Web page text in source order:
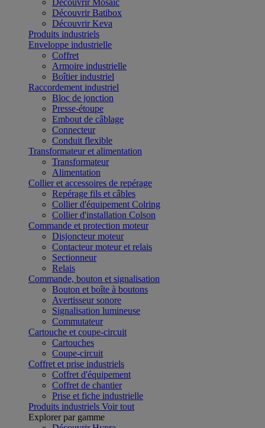
Découvrir Mosaic
Découvrir Batibox
Découvrir Keva
Produits industriels
Enveloppe industrielle
Coffret
Armoire industrielle
Boîtier industriel
Raccordement industriel
Bloc de jonction
Presse-étoupe
Embout de câblage
Connecteur
Conduit flexible
Transformateur et alimentation
Transformateur
Alimentation
Collier et accessoires de repérage
Repérage fils et câbles
Collier d'équipement Colring
Collier d'installation Colson
Commande et protection moteur
Disjoncteur moteur
Contacteur moteur et relais
Sectionneur
Relais
Commande, bouton et signalisation
Bouton et boîte à boutons
Avertisseur sonore
Signalisation lumineuse
Commutateur
Cartouche et coupe-circuit
Cartouches
Coupe-circuit
Coffret et prise industriels
Coffret d'équipement
Coffret de chantier
Prise et fiche industrielle
Produits industriels Voir tout
Explorer par gamme